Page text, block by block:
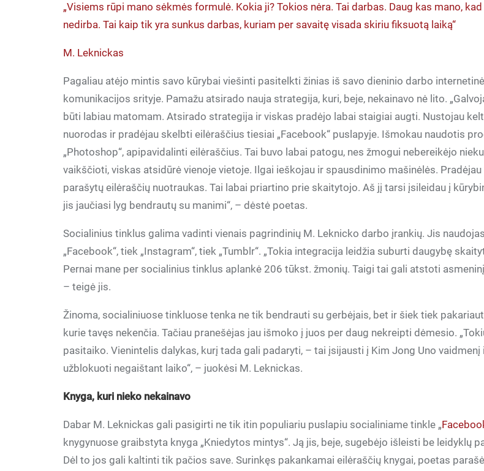
„Visiems rūpi mano sėkmės formulė. Kokia ji? Tokios nėra. Tai darbas. Daug kas mano,
nedirba. Tai kaip tik yra sunkus darbas, kuriam per savaitę visada skiriu fiksuotą laiką“
M. Leknickas
Pagaliau atėjo mintis savo kūrybai viešinti pasitelkti žinias iš savo dieninio darbo
komunikacijos srityje. Pamažu atsirado nauja strategija, kuri, beje, nekainavo nė lito.
būti labiau matomam. Atsirado strategija ir viskas pradėjo labai staigiai augti. Nustojau
nuorodas ir pradėjau skelbti eilėraščius tiesiai „Facebook“ puslapyje. Išmokau naudotis
„Photoshop“, apipavidalinti eilėraščius. Tai buvo labai patogu, nes žmogui nebereikėjo
vaikščioti, viskas atsidūrė vienoje vietoje. Ilgai ieškojau ir spausdinimo mašinėlės.
parašytų eilėraščių nuotraukas. Tai labai priartino prie skaitytojo. Aš jį tarsi įsileidau į
jis jaučiasi lyg bendrautų su manimi“, – dėstė poetas.
Socialinius tinklus galima vadinti vienais pagrindinių M. Leknicko darbo įrankių. Jis
„Facebook“, tiek „Instagram“, tiek „Tumblr“. „Tokia integracija leidžia suburti daugybę
Pernai mane per socialinius tinklus aplankė 206 tūkst. žmonių. Taigi tai gali atstoti
– teigė jis.
Žinoma, socialiniuose tinkluose tenka ne tik bendrauti su gerbėjais, bet ir šiek tiek
kurie tavęs nekenčia. Tačiau pranešėjas jau išmoko į juos per daug nekreipti dėmesio.
pasitaiko. Vienintelis dalykas, kurį tada gali padaryti, – tai įsijausti į Kim Jong Uno vaidmenį
užblokuoti negaištant laiko“, – juokėsi M. Leknickas.
Knyga, kuri nieko nekainavo
Dabar M. Leknickas gali pasigirti ne tik itin populiariu puslapiu socialiniame tinkle „
knygynuose graibstyta knyga „Kniedytos mintys“. Ją jis, beje, sugebėjo išleisti be leidyklų
Dėl to jos gali kaltinti tik pačios save. Surinkęs pakankamai eilėraščių knygai, poetas